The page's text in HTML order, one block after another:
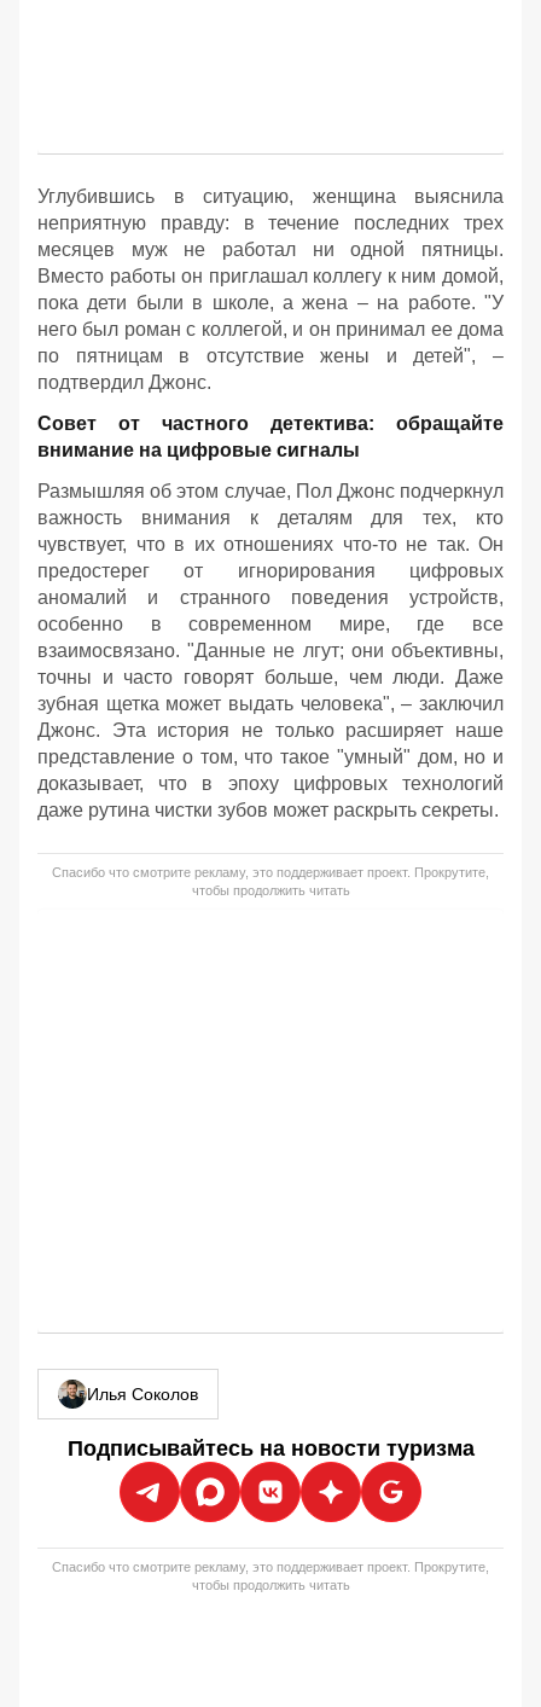
Углубившись в ситуацию, женщина выяснила
неприятную правду: в течение последних трех
месяцев муж не работал ни одной пятницы.
Вместо работы он приглашал коллегу к ним домой,
пока дети были в школе, а жена – на работе. "У
него был роман с коллегой, и он принимал ее дома
по пятницам в отсутствие жены и детей", –
подтвердил Джонс.
Совет от частного детектива: обращайте
внимание на цифровые сигналы
Размышляя об этом случае, Пол Джонс подчеркнул
важность внимания к деталям для тех, кто
чувствует, что в их отношениях что-то не так. Он
предостерег от игнорирования цифровых
аномалий и странного поведения устройств,
особенно в современном мире, где все
взаимосвязано. "Данные не лгут; они объективны,
точны и часто говорят больше, чем люди. Даже
зубная щетка может выдать человека", – заключил
Джонс. Эта история не только расширяет наше
представление о том, что такое "умный" дом, но и
доказывает, что в эпоху цифровых технологий
даже рутина чистки зубов может раскрыть секреты.
Спасибо что смотрите рекламу, это поддерживает проект. Прокрутите,
чтобы продолжить читать
Илья Соколов
Подписывайтесь на новости туризма
Спасибо что смотрите рекламу, это поддерживает проект. Прокрутите,
чтобы продолжить читать